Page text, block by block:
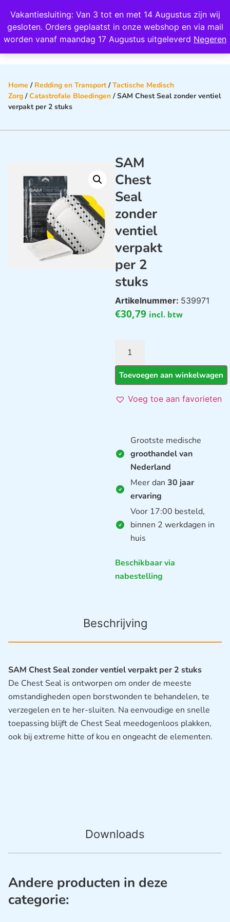
Vakantiesluiting: Van 3 tot en met 14 Augustus zijn wij
gesloten. Orders geplaatst in onze webshop en via mail
worden vanaf maandag 17 Augustus uitgeleverd Negeren
Wij scoren een 4,8 op Google
Home / Redding en Transport/Tactische Medisch
Zorg /Catastrofale Bloedingen / SAM Chest Seal zonder ventiel
verpakt per 2 stuks
SAM
Chest
Seal
zonder
ventiel
verpakt
per 2
stuks
Artikelnummer: 539971
€30,79 incl. btw
Toevoegen aan winkelwagen
Voeg toe aan favorieten
Grootste medische
groothandel van
Nederland
Meer dan 30 jaar
ervaring
Voor 17:00 besteld,
binnen 2 werkdagen in
huis
Beschikbaar via
nabestelling
Beschrijving
Downloads
SAM Chest Seal zonder ventiel verpakt per 2 stuks
De Chest Seal is ontworpen om onder de meeste
omstandigheden open borstwonden te behandelen, te
verzegelen en te her-sluiten. Na eenvoudige en snelle
toepassing blijft de Chest Seal meedogenloos plakken,
ook bij extreme hitte of kou en ongeacht de elementen.
Andere producten in deze
categorie: